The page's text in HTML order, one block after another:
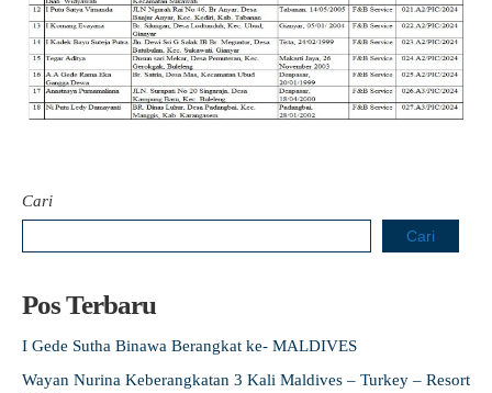
Cari
Cari
Pos Terbaru
I Gede Sutha Binawa Berangkat ke- MALDIVES
Wayan Nurina Keberangkatan 3 Kali Maldives – Turkey – Resort